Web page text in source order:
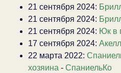
21 сентября 2024:
21 сентября 2024:
21 сентября 2024: Юк в
17 сентября 2024:
22 марта 2022:
хозяина - СпаниельКо